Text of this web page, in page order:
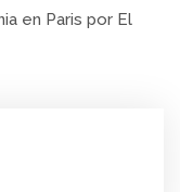
en Paris por El